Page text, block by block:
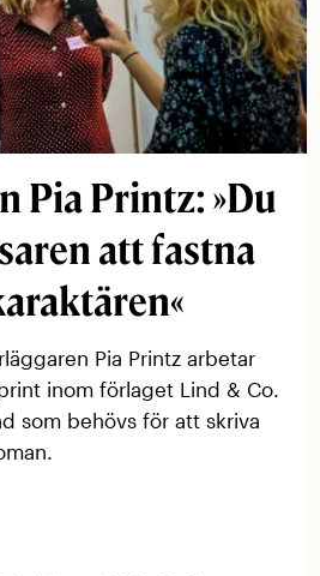
Pia Printz: »Du
att fastna
Pia Printz arbetar
inom förlaget Lind & Co.
som behövs för att skriva